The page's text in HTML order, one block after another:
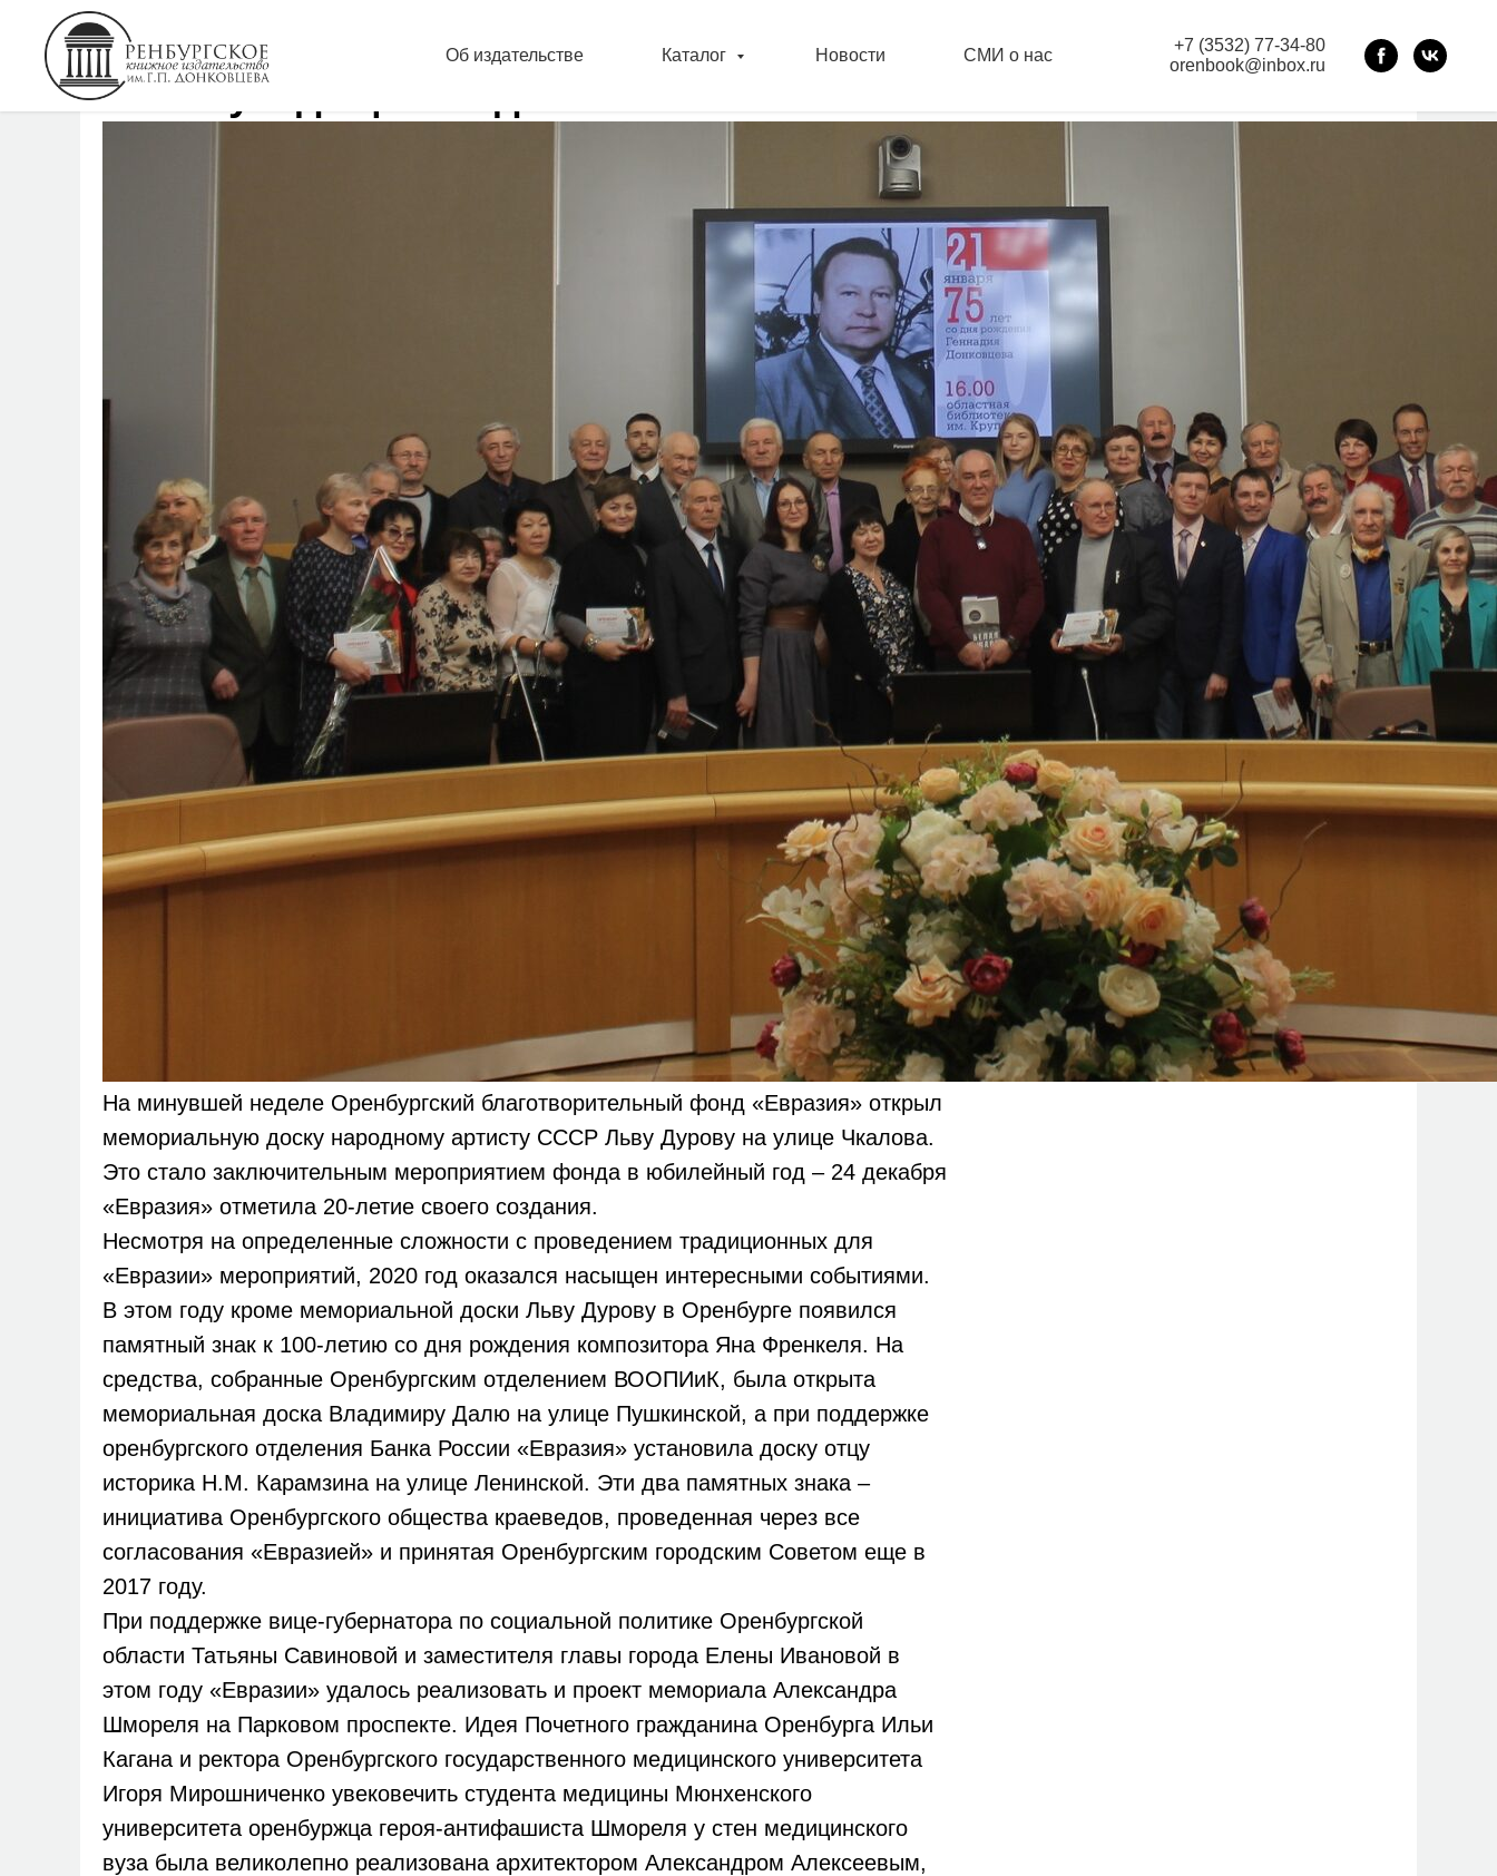
Об издательстве Каталог Новости СМИ о нас
+7 (3532) 77-34-80
orenbook@inbox.ru
Итоги уходящего года
На минувшей неделе Оренбургский благотворительный фонд «Евразия» открыл
мемориальную доску народному артисту СССР Льву Дурову на улице Чкалова.
Это стало заключительным мероприятием фонда в юбилейный год – 24 декабря
«Евразия» отметила 20-летие своего создания.
Несмотря на определенные сложности с проведением традиционных для
«Евразии» мероприятий, 2020 год оказался насыщен интересными событиями.
В этом году кроме мемориальной доски Льву Дурову в Оренбурге появился
памятный знак к 100-летию со дня рождения композитора Яна Френкеля. На
средства, собранные Оренбургским отделением ВООПИиК, была открыта
мемориальная доска Владимиру Далю на улице Пушкинской, а при поддержке
оренбургского отделения Банка России «Евразия» установила доску отцу
историка Н.М. Карамзина на улице Ленинской. Эти два памятных знака –
инициатива Оренбургского общества краеведов, проведенная через все
согласования «Евразией» и принятая Оренбургским городским Советом еще в
2017 году.
При поддержке вице-губернатора по социальной политике Оренбургской
области Татьяны Савиновой и заместителя главы города Елены Ивановой в
этом году «Евразии» удалось реализовать и проект мемориала Александра
Шмореля на Парковом проспекте. Идея Почетного гражданина Оренбурга Ильи
Кагана и ректора Оренбургского государственного медицинского университета
Игоря Мирошниченко увековечить студента медицины Мюнхенского
университета оренбуржца героя-антифашиста Шмореля у стен медицинского
вуза была великолепно реализована архитектором Александром Алексеевым,